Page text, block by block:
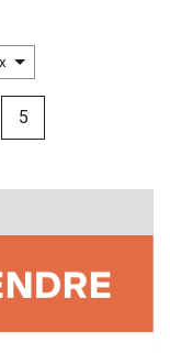
de critéres +
5